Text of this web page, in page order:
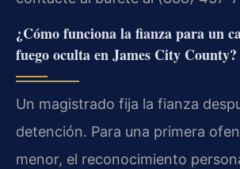
¿Cómo funciona la fianza para un
fuego oculta en James City County?
Un magistrado fija la fianza
detención. Para una primera
menor, el reconocimiento